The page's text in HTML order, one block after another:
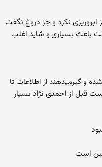
نکرد و جز دروغ نگفت
باعث بسیاری و شاید اغلب
و گیرمیدهند از اطلاعات تا
قبل از احمدی نژاد بسیار
است